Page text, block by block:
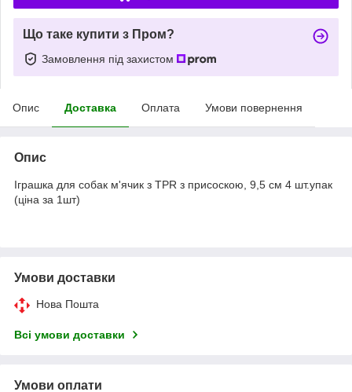
Що таке купити з Пром?
Замовлення під захистом
Опис Доставка Оплата Умови повернення
Опис
Іграшка для собак м'ячик з TPR з присоскою, 9,5 см 4 шт.упак
(ціна за 1шт)
Умови доставки
Нова Пошта
Всі умови доставки
Умови оплати